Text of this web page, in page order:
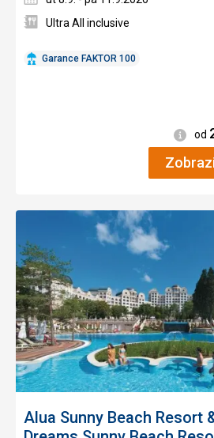
Garance FAKTOR 100
Ultra All inclusive
od
Alua Sunny Beach Resort